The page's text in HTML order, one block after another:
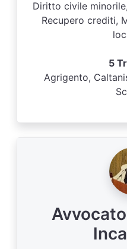
Diritto civile
Recupero crediti,
5
Agrigento,